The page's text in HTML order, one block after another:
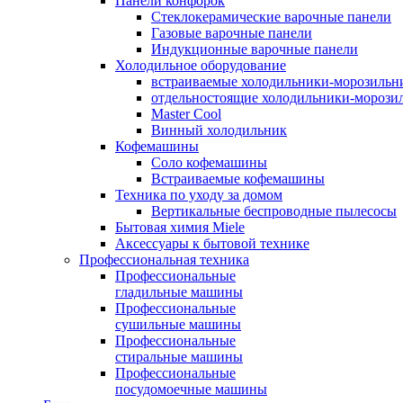
Стеклокерамические варочные панели
Газовые варочные панели
Индукционные варочные панели
Холодильное оборудование
встраиваемые холодильники-
отдельностоящие холодильники-
Master Cool
Винный холодильник
Кофемашины
Cоло кофемашины
Встраиваемые кофемашины
Техника по уходу за домом
Вертикальные беспроводные пылесосы
Бытовая химия Miele
Аксессуары к бытовой технике
Профессиональная техника
Профессиональные
гладильные машины
Профессиональные
сушильные машины
Профессиональные
стиральные машины
Профессиональные
посудомоечные машины